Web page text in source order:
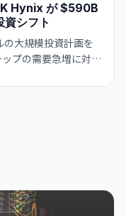
Hynix が $590B
シフト
大規模投資計画を
プの需要急増に対応
続く見通し。